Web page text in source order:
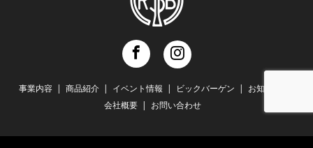
Instagram
事業内容 商品紹介 イベント情報 ビックバーゲン
お知らせ
会社概要
お問い合わせ